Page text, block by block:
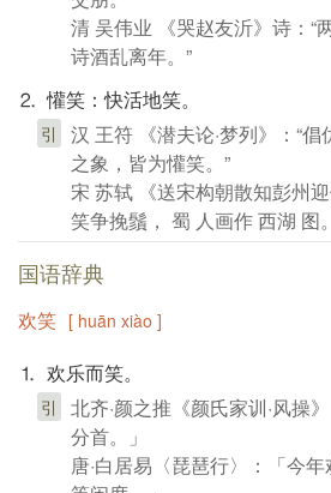
清 吴伟业 《哭赵友沂》诗：“
诗酒乱离年。”
⒉ 懽笑：快活地笑。
引
汉 王符 《潜夫论·梦列》：“
之象，皆为懽笑。”
宋 苏轼 《送宋构朝散知彭州
笑争挽鬚， 蜀 人画作 西湖 图
国语辞典
欢笑 [ huān xiào ]
⒈ 欢乐而笑。
引
北齐·颜之推《颜氏家训·风操
分首。」
唐·白居易〈琵琶行〉：「今